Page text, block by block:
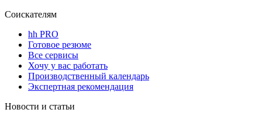
Соискателям
hh PRO
Готовое резюме
Все сервисы
Хочу у вас работать
Производственный календарь
Экспертная рекомендация
Новости и статьи